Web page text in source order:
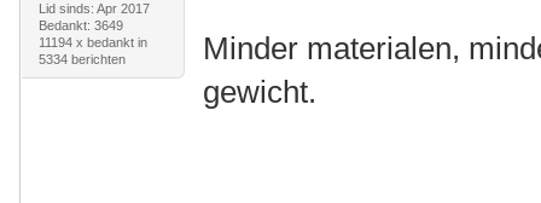
Lid sinds: Apr 2017
Bedankt: 3649
11194 x bedankt in
5334 berichten
Minder materialen,
gewicht.